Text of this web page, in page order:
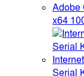
Adobe
x64
Serial